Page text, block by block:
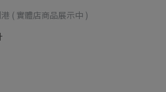
( 實體店商品展示中 )